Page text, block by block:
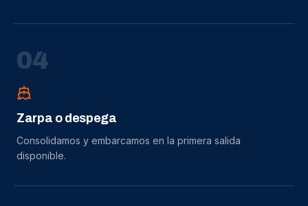
04
Zarpa o despega
Consolidamos y embarcamos en la primera salida
disponible.